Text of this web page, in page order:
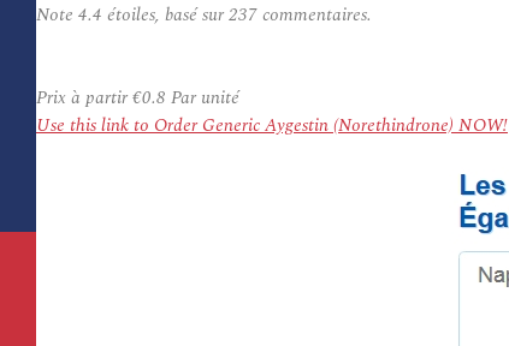
Note 4.4 étoiles, basé sur237commentaires.
Prix à partir€0.8 Par unité
Use this link to Order Generic Aygestin (Norethindrone) NOW!